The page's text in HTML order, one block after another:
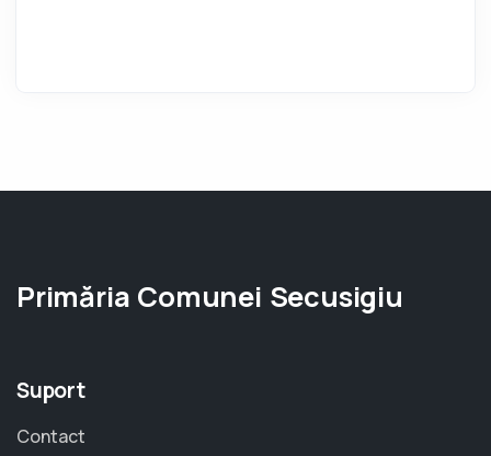
Primăria Comunei Secusigiu
Suport
Contact